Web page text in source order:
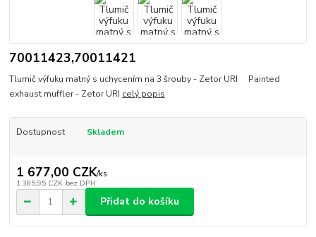
70011423,70011421
Tlumič výfuku matný s uchycením na 3 šrouby - Zetor URI Painted
exhaust muffler - Zetor URI celý popis
Dostupnost Skladem
1 677,00 CZK/ks
1 385,95 CZK bez DPH
Přidat do košíku